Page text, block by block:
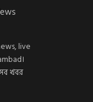
live
খবর